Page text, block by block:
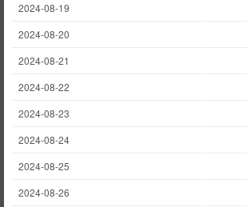
2024-08-19
2024-08-20
2024-08-21
2024-08-22
2024-08-23
2024-08-24
2024-08-25
2024-08-26